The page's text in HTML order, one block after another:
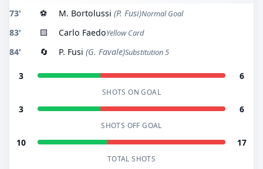
73' ⚽ M. Bortolussi (P. Fusi)Normal Goal
83' 🟨 Carlo FaedoYellow Card
84' 🔄 P. Fusi (G. Favale)Substitution 5
3 6
SHOTS ON GOAL
3 6
SHOTS OFF GOAL
10 17
TOTAL SHOTS